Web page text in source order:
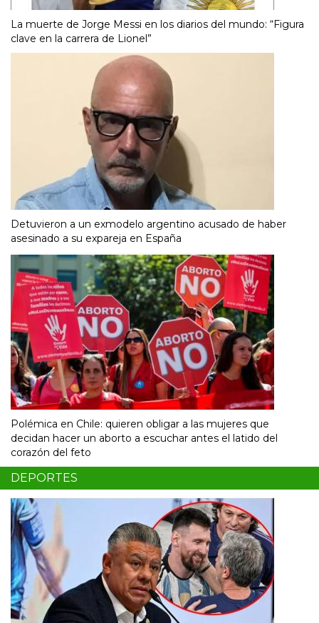
La muerte de Jorge Messi en los diarios del mundo: “Figura
clave en la carrera de Lionel”
Detuvieron a un exmodelo argentino acusado de haber
asesinado a su expareja en España
Polémica en Chile: quieren obligar a las mujeres que
decidan hacer un aborto a escuchar antes el latido del
corazón del feto
DEPORTES